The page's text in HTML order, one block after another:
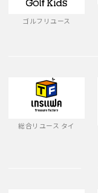
ゴルフリユース
総合リユース タイ